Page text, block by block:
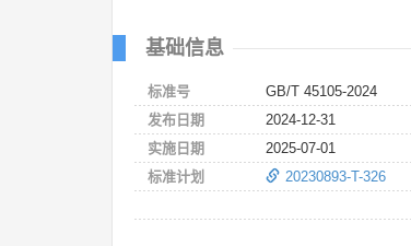
基础信息
标准号
GB/T 45105-2024
发布日期
2024-12-31
实施日期
2025-07-01
标准计划
20230893-T-326